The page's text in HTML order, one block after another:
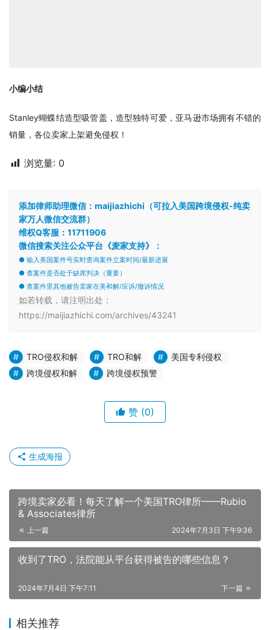
小编小结
Stanley蝴蝶结造型吸管盖，造型独特可爱，亚马逊市场拥有不错的
销量，各位卖家上架避免侵权！
浏览量: 0
添加律师助理微信：maijiazhichi（可拉入美国跨境侵权-纯卖
家万人微信交流群）
维权Q客服：11711906
微信搜索关注公众平台《麦家支持》：
● 输入美国案件号实时查询案件立案时间/最新进展
● 查案件是否处于缺席判决（重要）
● 查案件里其他被告卖家在美和解/应诉/撤诉情况
如若转载，请注明出处：
https://maijiazhichi.com/archives/43241
TRO侵权和解 TRO和解
美国专利侵权
跨境侵权和解
跨境侵权预警
赞 (0)
生成海报
跨境卖家必看！每天了解一个美国TRO律所——Rubio
& Associates律所
上一篇 2024年7月3日 下午9:36
收到了TRO，法院能从平台获得被告的哪些信息？
下一篇
2024年7月4日 下午7:11
相关推荐